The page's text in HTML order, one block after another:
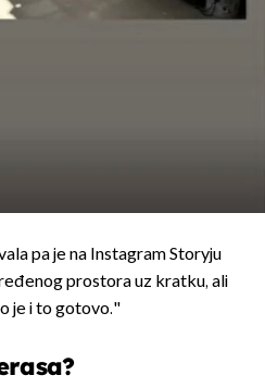
pa je na Instagram Storyju
prostora uz kratku, ali
je i to gotovo."